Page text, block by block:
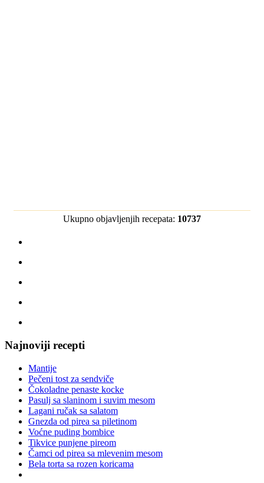
Ukupno objavljenjih recepata: 10737
Najnoviji recepti
Mantije
Pečeni tost za sendviče
Čokoladne penaste kocke
Pasulj sa slaninom i suvim mesom
Lagani ručak sa salatom
Gnezda od pirea sa piletinom
Voćne puding bombice
Tikvice punjene pireom
Čamci od pirea sa mlevenim mesom
Bela torta sa rozen koricama